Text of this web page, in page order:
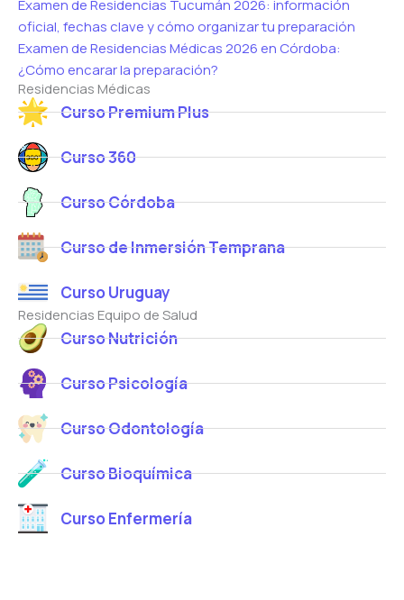
Examen de Residencias Tucumán 2026: información
oficial, fechas clave y cómo organizar tu preparación
Examen de Residencias Médicas 2026 en Córdoba:
¿Cómo encarar la preparación?
Residencias Médicas
Curso Premium Plus
Curso 360
Curso Córdoba
Curso de Inmersión Temprana
Curso Uruguay
Residencias Equipo de Salud
Curso Nutrición
Curso Psicología
Curso Odontología
Curso Bioquímica
Curso Enfermería